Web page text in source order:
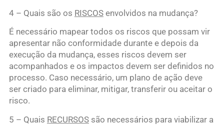
4 – Quais são os RISCOSenvolvidos na mudança?
É necessário mapear todos os riscos que possam vir
apresentar não conformidade durante e depois da
execução da mudança, esses riscos devem ser
acompanhados e os impactos devem ser definidos no
processo. Caso necessário, um plano de ação deve
ser criado para eliminar, mitigar, transferir ou aceitar o
risco.
5 – Quais RECURSOSsão necessários para viabilizar a